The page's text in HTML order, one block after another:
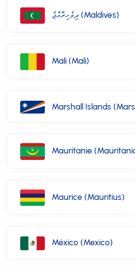
ދިވެހިރާއްޖެ (Maldives)
Mali (Mali)
Marshall Islands
Mauritanie
Maurice (Mauritius)
México (Mexico)